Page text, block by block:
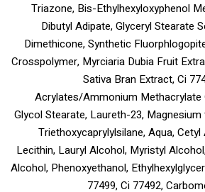
Triazone, Bis-Ethylhexyloxyphenol
Dibutyl Adipate, Glyceryl Stearate
Dimethicone, Synthetic
Crosspolymer, Myrciaria Dubia Fruit
Sativa Bran Extract, Ci
Acrylates/Ammonium Methacrylate
Glycol Stearate, Laureth-23,
Triethoxycaprylylsilane, Aqua,
Lecithin, Lauryl Alcohol, Myristyl
Alcohol, Phenoxyethanol,
77499, Ci 77492,